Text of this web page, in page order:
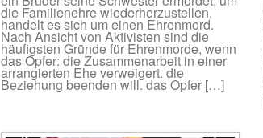
die Familienehre wiederherzustellen,
handelt es sich um einen Ehrenmord.
Nach Ansicht von Aktivisten sind die
häufigsten Gründe für Ehrenmorde, wenn
das Opfer: die Zusammenarbeit in einer
arrangierten Ehe verweigert. die
Beziehung beenden will. das Opfer […]